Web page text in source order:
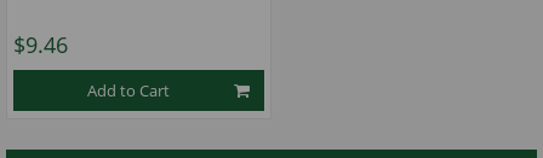
★ ★
$9.46
Add to Cart